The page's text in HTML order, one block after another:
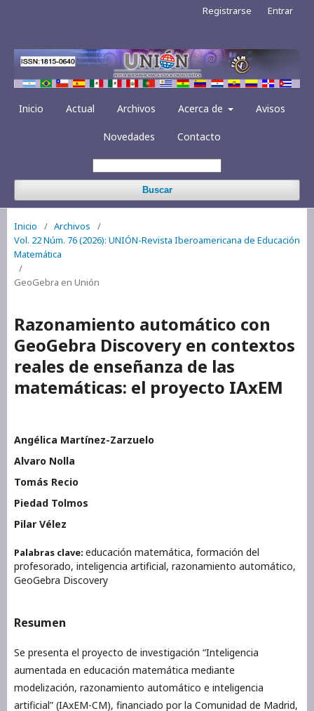
Inicio Actual Archivos Acerca de Avisos
Novedades Contacto
Buscar
Registrarse Entrar
Inicio / Archivos
/
Vol. 22 Núm. 76 (2026): UNIÓN-Revista Iberoamericana de Educación
Matemática
/
GeoGebra en Unión
Razonamiento automático con
GeoGebra Discovery en contextos
reales de enseñanza de las
matemáticas: el proyecto IAxEM
Angélica Martínez-Zarzuelo
Alvaro Nolla
Tomás Recio
Piedad Tolmos
Pilar Vélez
Palabras clave: educación matemática, formación del
profesorado, inteligencia artificial, razonamiento automático,
GeoGebra Discovery
Resumen
Se presenta el proyecto de investigación “Inteligencia
aumentada en educación matemática mediante
modelización, razonamiento automático e inteligencia
artificial” (IAxEM-CM), financiado por la Comunidad de Madrid,